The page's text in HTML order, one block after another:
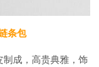
条包
制成，高贵典雅，饰